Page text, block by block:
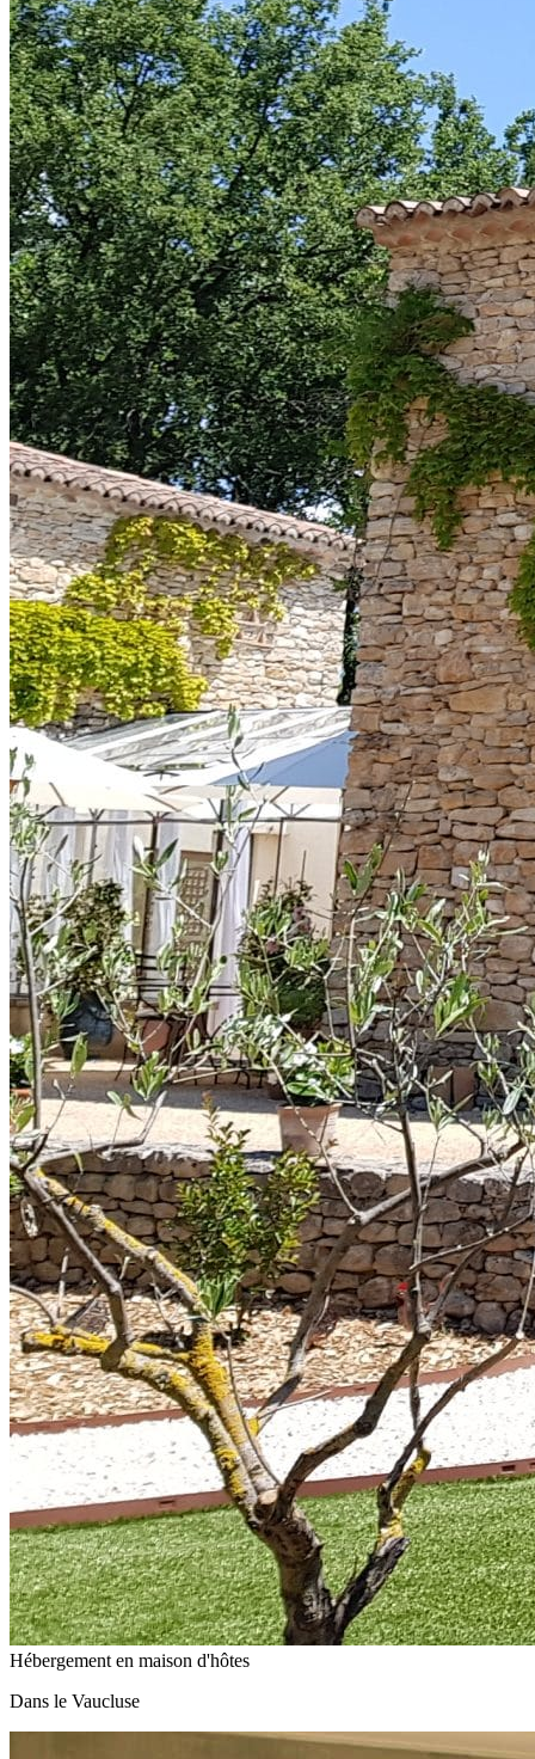
Hébergement en maison d'hôtes
Dans le Vaucluse